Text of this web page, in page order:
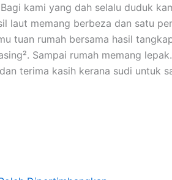
kami yang dah selalu duduk
laut memang berbeza dan satu
tuan rumah bersama hasil
Sampai rumah memang lepak.
terima kasih kerana sudi untuk